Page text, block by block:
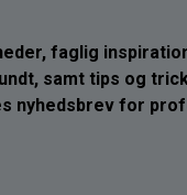
faglig
samt tips og
nyhedsbrev for